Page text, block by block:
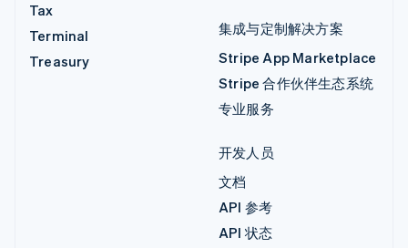
Tax
Terminal
Treasury
集成与定制解决方案
Stripe App Marketplace
Stripe 合作伙伴生态系统
专业服务
开发人员
文档
API 参考
API 状态